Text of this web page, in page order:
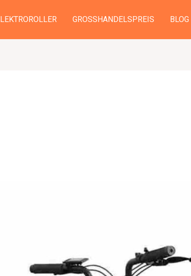
GROSSHANDELSPREIS BLOG